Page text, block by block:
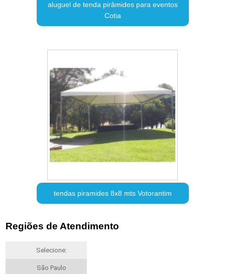
aluguel de tenda pirâmides para eventos
Cotia
tendas piramides 8x8 mts Votorantim
Regiões de Atendimento
Selecione:
São Paulo